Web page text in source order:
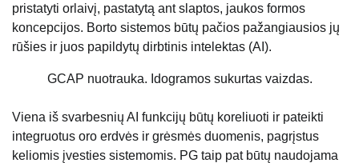
pristatyti orlaivį, pastatytą ant slaptos, jaukos formos
koncepcijos. Borto sistemos būtų pačios pažangiausios jų
rūšies ir juos papildytų dirbtinis intelektas (AI).
GCAP nuotrauka. Idogramos sukurtas vaizdas.
Viena iš svarbesnių AI funkcijų būtų koreliuoti ir pateikti
integruotus oro erdvės ir grėsmės duomenis, pagrįstus
keliomis įvesties sistemomis. PG taip pat būtų naudojama